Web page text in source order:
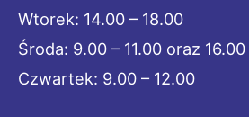
Wtorek: 14.00 – 18.00
Środa: 9.00 – 11.00 oraz
Czwartek: 9.00 – 12.00